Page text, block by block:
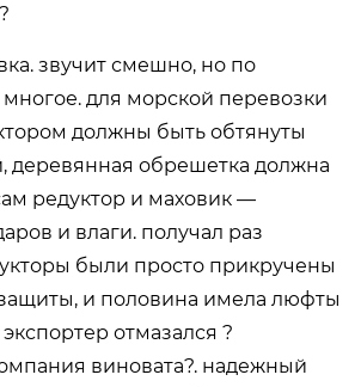
звучит смешно, но по
для морской перевозки
должны быть обтянуты
деревянная обрешетка должна
редуктор и маховик —
и влаги. получал раз
были просто прикручены
защиты, и половина имела люфты
отмазался ?
виновата?. надежный